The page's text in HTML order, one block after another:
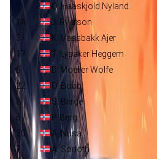
1 O. Haaskjold Nyland
14
J. Ryerson
3
K. Vassbakk Ajer
17
T. Lysaker Heggem
5
D. Moeller Wolfe
22
O. Bobb
8
S. Berge
6
P. Berg
20
A. Nusa
7
A. Sørloth